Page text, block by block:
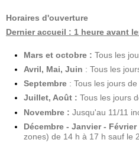
Horaires d'ouverture
Dernier accueil : 1 heure avant
Mars et octobre : Tous les
Avril, Mai, Juin : Tous les
Septembre : Tous les jours
Juillet, Août : Tous les jours
Novembre : Jusqu'au 11/11
Décembre - Janvier - Février
zones) de 14 h à 17 h sauf